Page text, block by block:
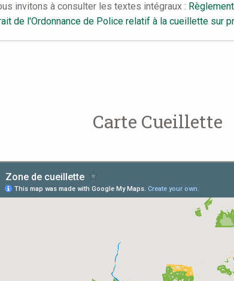
invitons à consulter les textes intégraux :
de l'Ordonnance de Police relatif à la cueillette sur
Carte Cueillette